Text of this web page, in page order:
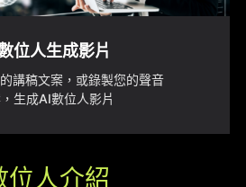
位人生成影片
講稿文案，或錄製您的聲音
生成AI數位人影片
位人介紹